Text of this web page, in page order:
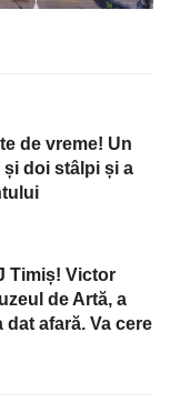
de vreme! Un
doi stâlpi și a
Timiș! Victor
de Artă, a
afară. Va cere